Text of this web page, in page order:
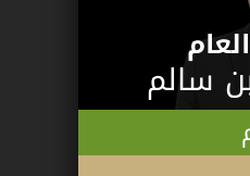
سالم